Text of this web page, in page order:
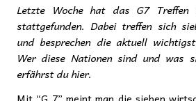
Letzte Woche hat das G7 Treffen
stattgefunden. Dabei treffen sich
und besprechen die aktuell
Wer diese Nationen sind und was
erfährst du hier.